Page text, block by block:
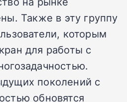
Также в эту группу
которым
для работы с
поколений с
обновятся